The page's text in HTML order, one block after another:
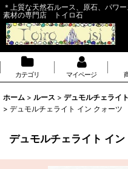
＊上質な天然石ルース、原石、パワ
素材の専門店 トイロ石
カテゴリ マイページ
ホーム > ルース > デュモルチェライ
> デュモルチェライト イン クォーツ
デュモルチェライト イン